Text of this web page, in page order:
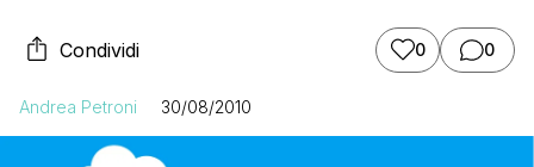
Condividi 0 0
Andrea Petroni 30/08/2010